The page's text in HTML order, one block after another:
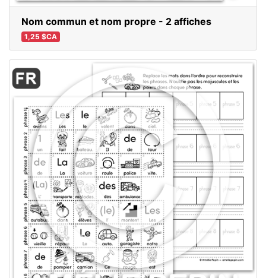
Nom commun et nom propre - 2 affiches
1,25 $CA